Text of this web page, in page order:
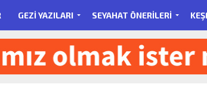
GEZI YAZILARI SEYAHAT ÖNERILERI